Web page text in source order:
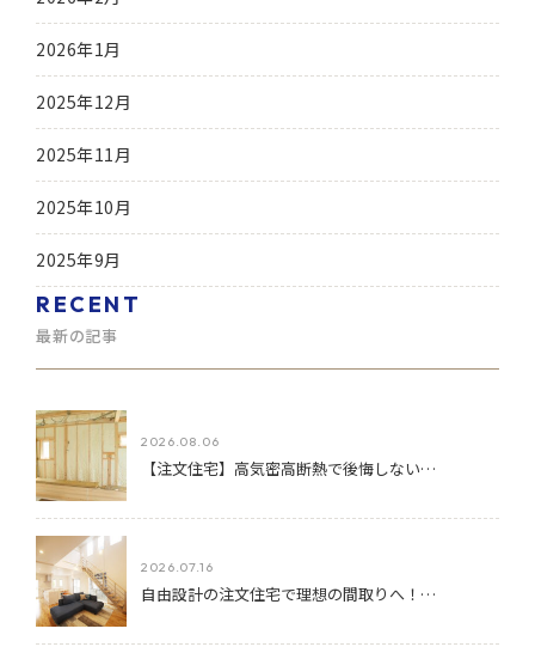
2026年1月
2025年12月
2025年11月
2025年10月
2025年9月
RECENT
最新の記事
2026.08.06
【注文住宅】高気密高断熱で後悔しない…
2026.07.16
自由設計の注文住宅で理想の間取りへ！…